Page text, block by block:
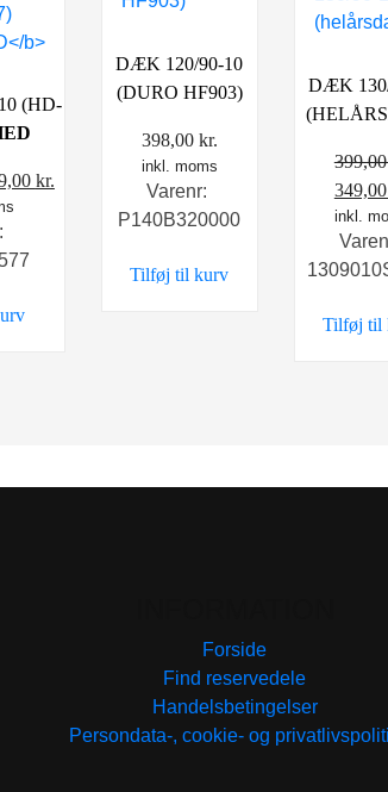
(HD-
kr.
aktuelle
DÆK 120/90-10
(DURO HF903)
398,00 kr.
inkl. moms
Varenr:
P140B320000
Tilføj til kurv
DÆK
Den
pris
var:
349,00
inkl.
Tilføj til
Forside
Find reservedele
Handelsbetingelser
Persondata-, cookie- og